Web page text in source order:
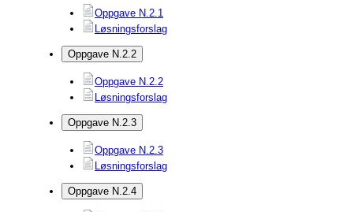
Oppgave N.2.1
Løsningsforslag
Oppgave N.2.2
Oppgave N.2.2
Løsningsforslag
Oppgave N.2.3
Oppgave N.2.3
Løsningsforslag
Oppgave N.2.4